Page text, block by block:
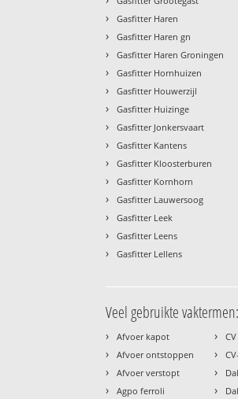
› Gasfitter Haren
› Gasfitter Haren gn
› Gasfitter Haren Groningen
› Gasfitter Hornhuizen
› Gasfitter Houwerzijl
› Gasfitter Huizinge
› Gasfitter Jonkersvaart
› Gasfitter Kantens
› Gasfitter Kloosterburen
› Gasfitter Kornhorn
› Gasfitter Lauwersoog
› Gasfitter Leek
› Gasfitter Leens
› Gasfitter Lellens
Veel gebruikte vaktermen:
› Afvoer kapot
› Afvoer ontstoppen
› Afvoer verstopt
› Agpo ferroli
›
›
›
›